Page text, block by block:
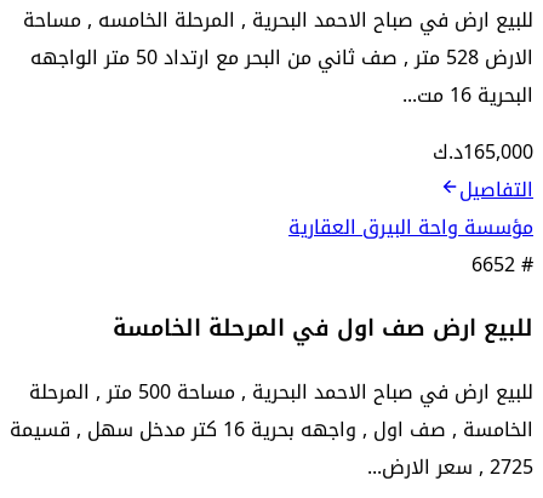
للبيع ارض في صباح الاحمد البحرية , المرحلة الخامسه , مساحة
الارض 528 متر , صف ثاني من البحر مع ارتداد 50 متر الواجهه
البحرية 16 مت...
165,000د.ك
التفاصيل
مؤسسة واحة البيرق العقارية
6652#
للبيع ارض صف اول في المرحلة الخامسة
للبيع ارض في صباح الاحمد البحرية , مساحة 500 متر , المرحلة
الخامسة , صف اول , واجهه بحرية 16 كتر مدخل سهل , قسيمة
2725 , سعر الارض...